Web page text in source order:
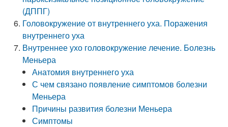
(ДППГ)
Головокружение от внутреннего уха. Поражения
внутреннего уха
Внутреннее ухо головокружение лечение. Болезнь
Меньера
Анатомия внутреннего уха
С чем связано появление симптомов болезни
Меньера
Причины развития болезни Меньера
Симптомы